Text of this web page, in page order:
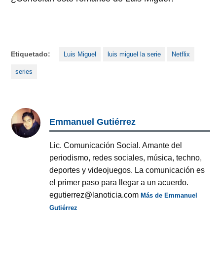
Etiquetado: Luis Miguel luis miguel la serie Netflix
series
Emmanuel Gutiérrez
Lic. Comunicación Social. Amante del
periodismo, redes sociales, música, techno,
deportes y videojuegos. La comunicación es
el primer paso para llegar a un acuerdo.
egutierrez@lanoticia.comMás de Emmanuel
Gutiérrez